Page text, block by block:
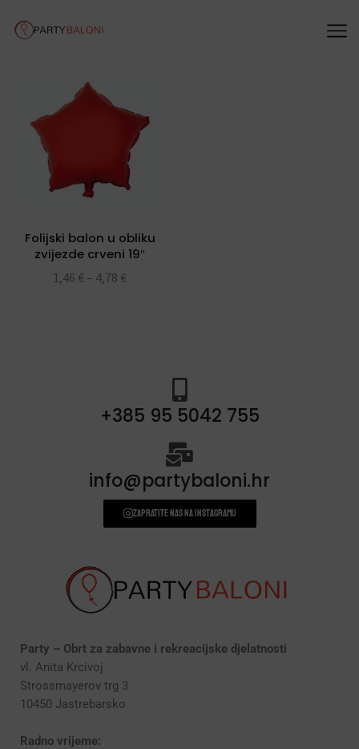
Folijski balon u obliku
zvijezde crveni 19″
1,46 € – 4,78 €
+385 95 5042 755
info@partybaloni.hr
Zapratite nas na instagramu
Party – Obrt za zabavne i rekreacijske djelatnosti
vl. Anita Krcivoj
Strossmayerov trg 3
10450 Jastrebarsko
Radno vrijeme: